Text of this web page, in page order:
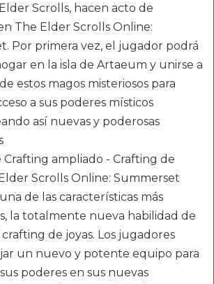
Scrolls, hacen acto de
The Elder Scrolls Online:
Por primera vez, el jugador podrá
en la isla de Artaeum y unirse a
estos magos misteriosos para
a sus poderes místicos
así nuevas y poderosas
Crafting ampliado - Crafting de
Scrolls Online: Summerset
de las características más
la totalmente nueva habilidad de
de joyas. Los jugadores
un nuevo y potente equipo para
poderes en sus nuevas